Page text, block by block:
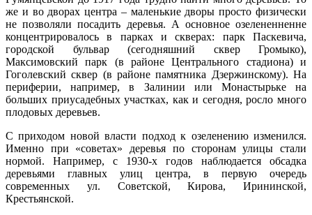
же и во дворах центра – маленькие дворы просто физически
не позволяли посадить деревья. А основное озелененненне
концентрировалось в парках и скверах: парк Паскевича,
городской бульвар (сегодняшний сквер Громыко),
Максимовский парк (в районе Центрального стадиона) и
Гоголевский сквер (в районе памятника Дзержинскому). На
периферии, например, в Залинии или Монастырьке на
больших приусадебных участках, как и сегодня, росло много
плодовых деревьев.
С приходом новой власти подход к озеленению изменился.
Именно при «советах» деревья по сторонам улицы стали
нормой. Например, с 1930-х годов наблюдается обсадка
деревьями главных улиц центра, в первую очередь
современных ул. Советской, Кирова, Ирининской,
Крестьянской.